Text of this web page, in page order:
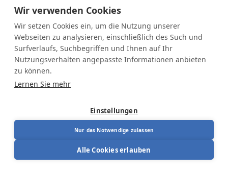
Wir verwenden Cookies
Wir setzen Cookies ein, um die Nutzung unserer
Webseiten zu analysieren, einschließlich des Such und
Surfverlaufs, Suchbegriffen und Ihnen auf Ihr
Nutzungsverhalten angepasste Informationen anbieten
zu können.
Lernen Sie mehr
Einstellungen
Nur das Notwendige zulassen
Alle Cookies erlauben
Symmetrische
Armlehne
Mousetrapper TB216
109,00€
Asymmetrische
Armlehne
Mousetrapper TB215
109,00€